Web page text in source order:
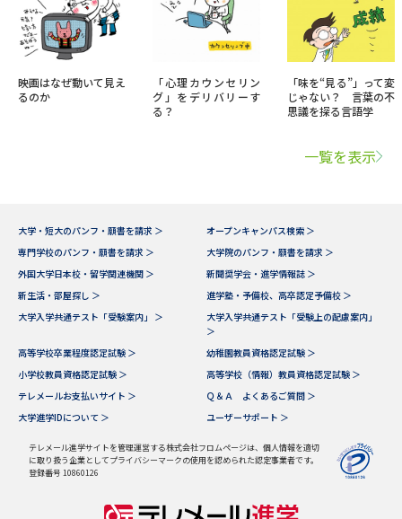
映画はなぜ動いて見え
るのか
「心理カウンセリン
グ」をデリバリーす
る？
「味を“見る”」って変
じゃない？ 言葉の不
思議を探る言語学
一覧を表示
大学・短大のパンフ・願書を請求 ＞
オープンキャンパス検索 ＞
専門学校のパンフ・願書を請求 ＞
大学院のパンフ・願書を請求 ＞
外国大学日本校・留学関連機関 ＞
新聞奨学会・進学情報誌 ＞
新生活・部屋探し ＞
進学塾・予備校、高卒認定予備校 ＞
大学入学共通テスト「受験案内」 ＞
大学入学共通テスト「受験上の配慮案内」
＞
高等学校卒業程度認定試験 ＞
幼稚園教員資格認定試験 ＞
小学校教員資格認定試験 ＞
高等学校（情報）教員資格認定試験 ＞
テレメールお支払いサイト ＞
Ｑ＆Ａ よくあるご質問 ＞
大学進学IDについて ＞
ユーザーサポート ＞
テレメール進学サイトを管理運営する株式会社フロムページは、個人情報を適切
に取り扱う企業としてプライバシーマークの使用を認められた認定事業者です。
登録番号 10860126